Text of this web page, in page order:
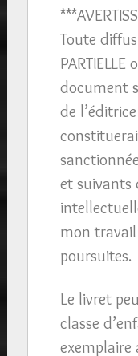
Toute
document
de
et suivants
mon travail
poursuites.
Le livret
classe